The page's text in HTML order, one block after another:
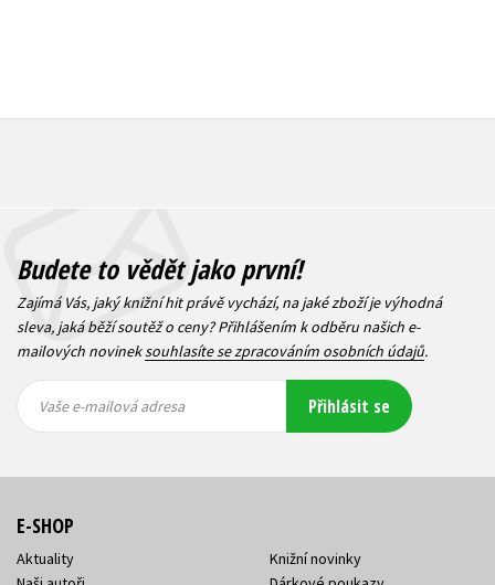
Budete to vědět jako první!
Zajímá Vás, jaký knižní hit právě vychází, na jaké zboží je výhodná
sleva, jaká běží soutěž o ceny? Přihlášením k odběru našich e-
mailových novineksouhlasíte se zpracováním osobních údajů.
mailová
mailová
Vaše e-mailová adresa Přihlásit se
E-SHOP
Aktuality
Knižní novinky